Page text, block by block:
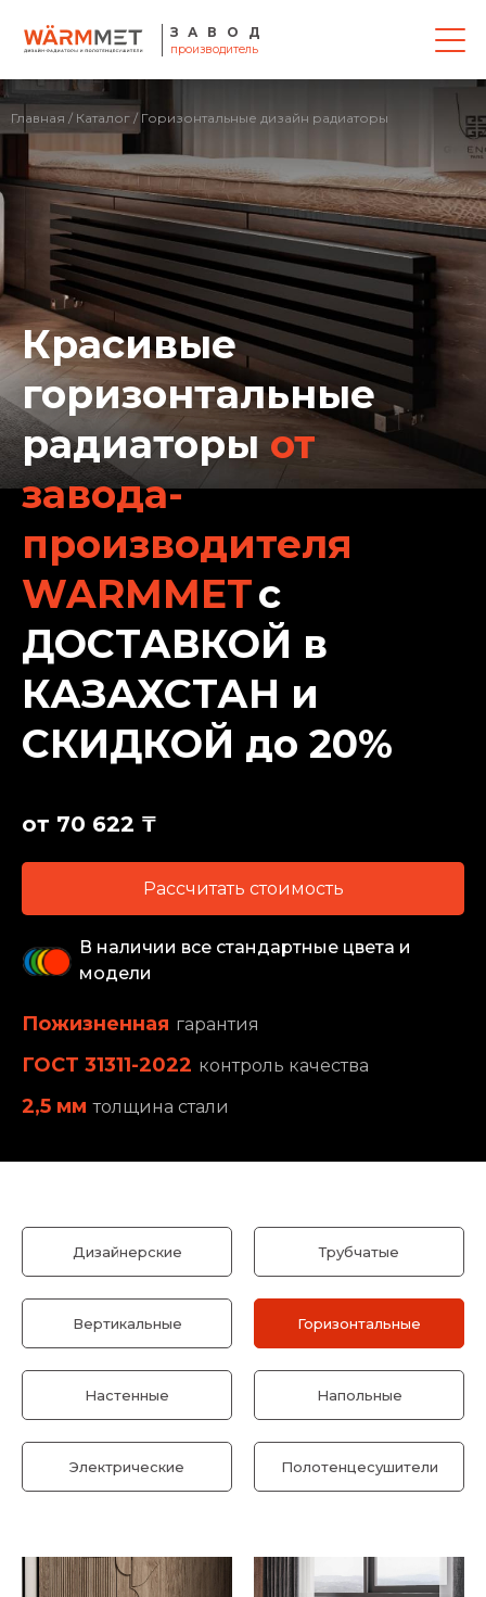
ЗАВОД
производитель
Главная / Каталог / Горизонтальные дизайн радиаторы
Красивые
горизонтальные
радиаторы от
завода-
производителя
WARMMETс
ДОСТАВКОЙ в
КАЗАХСТАН и
СКИДКОЙ до 20%
от 70 622 ₸
Рассчитать стоимость
В наличии все стандартные цвета и
модели
Пожизненная гарантия
ГОСТ 31311-2022 контроль качества
2,5 мм толщина стали
Дизайнерские Трубчатые
Вертикальные Горизонтальные
Настенные Напольные
Электрические Полотенцесушители